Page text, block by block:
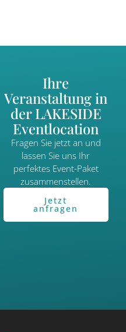
Ihre
Veranstaltung in
der LAKESIDE
Eventlocation
Fragen Sie jetzt an und
lassen Sie uns Ihr
perfektes Event-Paket
zusammenstellen.
Jetzt
anfragen